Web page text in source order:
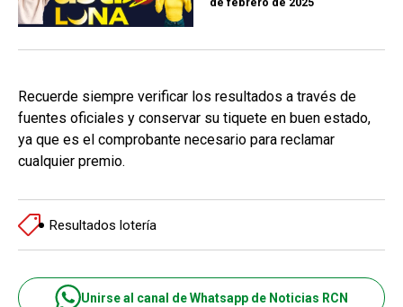
Recuerde siempre verificar los resultados a través de
fuentes oficiales y conservar su tiquete en buen estado,
ya que es el comprobante necesario para reclamar
cualquier premio.
Resultados lotería
Unirse al canal de Whatsapp de Noticias RCN